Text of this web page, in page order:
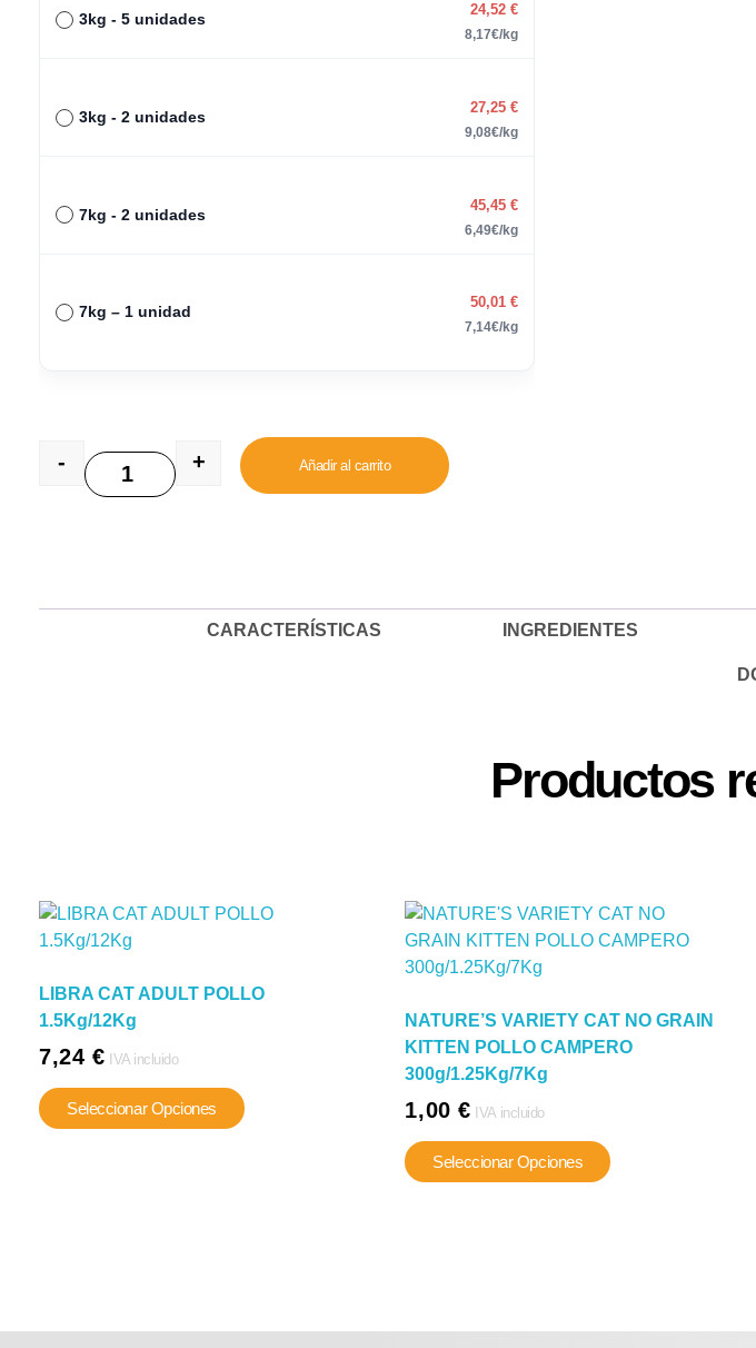
3kg - 5 unidades
24,52 €
8,17€/kg
3kg - 2 unidades
27,25 €
9,08€/kg
7kg - 2 unidades
45,45 €
6,49€/kg
7kg – 1 unidad
50,01 €
7,14€/kg
NATURE'S VARIETY CAT NO GRAIN ADULT STERILIZED POLLO
- + Añadir al carrito
CARACTERÍSTICAS INGREDIENTES
Productos
LIBRA CAT ADULT POLLO
1.5Kg/12Kg
7,24 € IVA incluido
Seleccionar Opciones
elegir
NATURE’S VARIETY CAT NO GRAIN
KITTEN POLLO CAMPERO
300g/1.25Kg/7Kg
1,00€ IVA incluido
Seleccionar Opciones
se